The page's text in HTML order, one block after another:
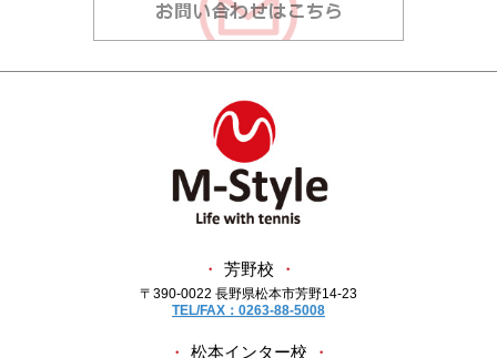
・ 芳野校 ・
〒390-0022 長野県松本市芳野14-23
TEL/FAX：0263-88-5008
・ 松本インター校 ・